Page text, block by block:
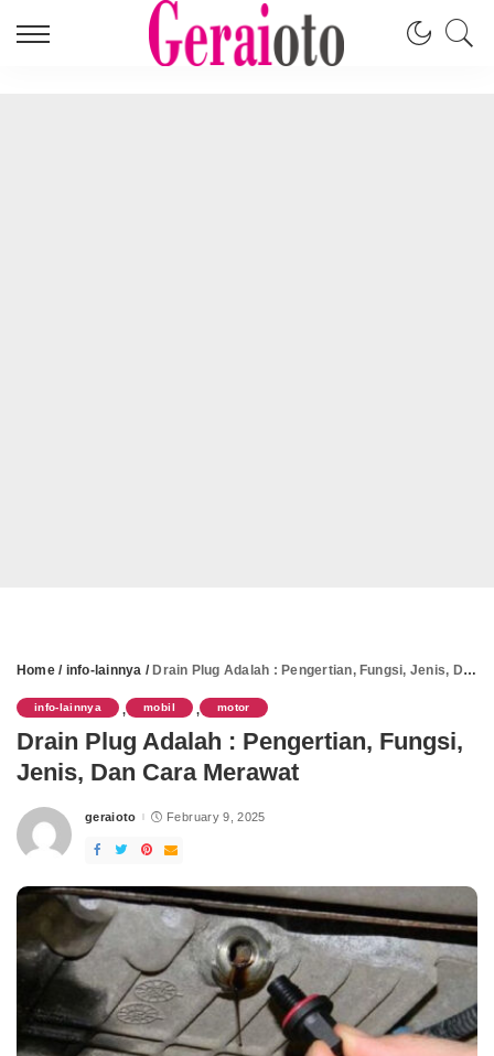
Home/ info-lainnya / Drain Plug Adalah : Pengertian, Fungsi, Jenis, Dan Cara Merawat
info-lainnya , mobil , motor
Drain Plug Adalah : Pengertian, Fungsi,
Jenis, Dan Cara Merawat
Posted
geraioto February 9, 2025